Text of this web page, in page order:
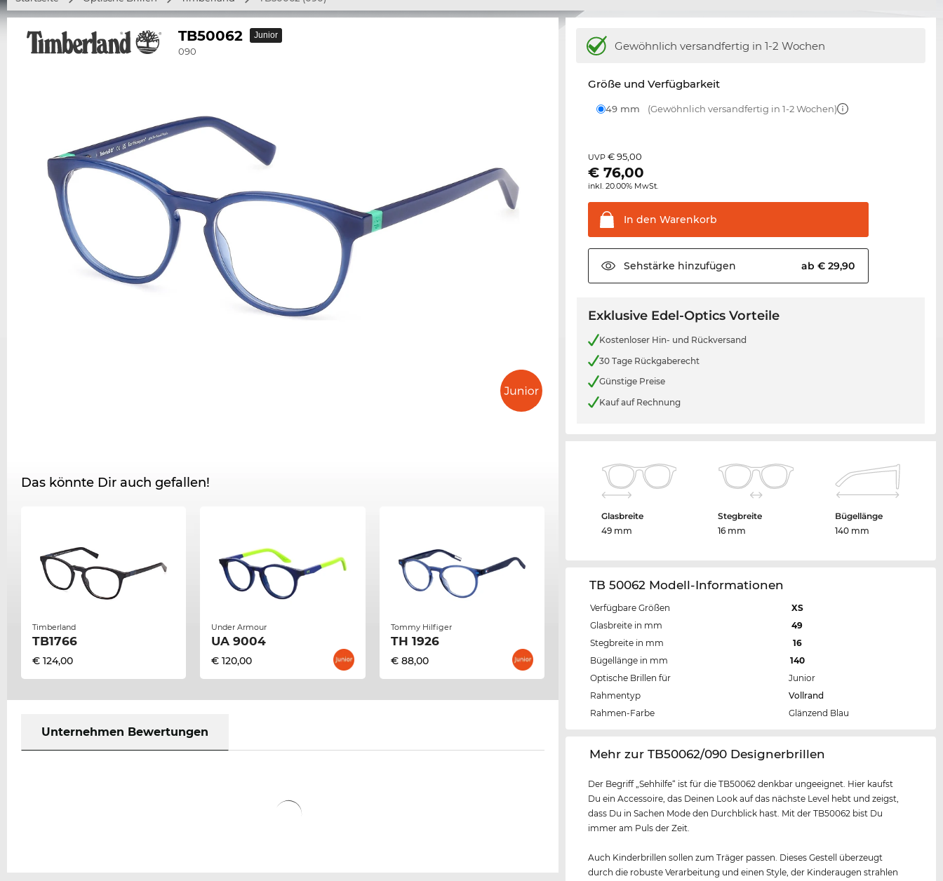
TB50062
090
Junior
Das könnte Dir auch gefallen!
Timberland
TB1766
€ 124,00
Under Armour
UA 9004
€ 120,00
Tommy Hilfiger
TH 1926
€ 88,00
Unternehmen Bewertungen
Gewöhnlich versandfertig in 1-2 Wochen
Größe und Verfügbarkeit
49 mm (Gewöhnlich versandfertig in 1-2 Wochen)
UVP€ 95,00
€76,00
inkl. 20.00% MwSt.
In den Warenkorb
Sehstärke hinzufügen ab € 29,90
Exklusive Edel-Optics Vorteile
Kostenloser Hin- und Rückversand
30 Tage Rückgaberecht
Günstige Preise
Kauf auf Rechnung
Glasbreite
49 mm
Stegbreite
16 mm
Bügellänge
140 mm
TB 50062 Modell-Informationen
Verfügbare Größen
XS
Glasbreite in mm
49
Stegbreite in mm
16
Bügellänge in mm
140
Optische Brillen für
Junior
Rahmentyp
Vollrand
Rahmen-Farbe
Glänzend Blau
‌Mehr zur TB50062/090 Designerbrillen
Der Begriff „Sehhilfe“ ist für die TB50062 denkbar ungeeignet. Hier kaufst
Du ein Accessoire, das Deinen Look auf das nächste Level hebt und zeigst,
dass Du in Sachen Mode den Durchblick hast. Mit der TB50062 bist Du
immer am Puls der Zeit.
Auch Kinderbrillen sollen zum Träger passen. Dieses Gestell überzeugt
durch die robuste Verarbeitung und einen Style, der Kinderaugen strahlen